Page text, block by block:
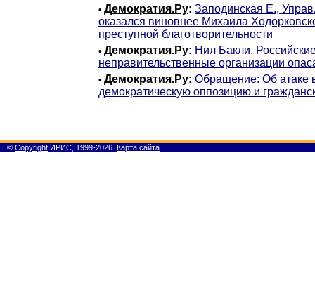
• Демократия.Ру: Заподинская Е.,
оказался виновнее Михаила
преступной благотворительности
• Демократия.Ру: Нил Бакли,
неправительственные организации
• Демократия.Ру: Обращение: Об атаке
демократическую оппозицию и
© Copyright ИРИС, 1999-2026 Карта сайта